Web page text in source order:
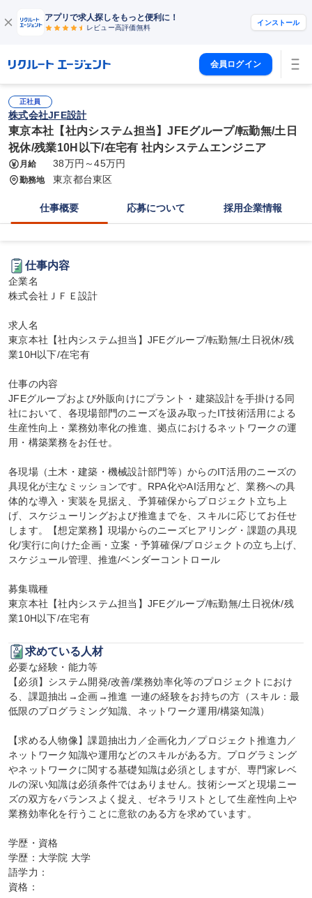
アプリで求人探しをもっと便利に！
レビュー高評価無料
インストール
会員ログイン
正社員
株式会社JFE設計
東京本社【社内システム担当】JFEグループ/転勤無/土日
祝休/残業10H以下/在宅有 社内システムエンジニア
月給 38万円～45万円
勤務地 東京都台東区
仕事概要 応募について 採用企業情報
仕事内容
企業名
株式会社ＪＦＥ設計
求人名
東京本社【社内システム担当】JFEグループ/転勤無/土日祝休/残
業10H以下/在宅有
仕事の内容
JFEグループおよび外販向けにプラント・建築設計を手掛ける同
社において、各現場部門のニーズを汲み取ったIT技術活用による
生産性向上・業務効率化の推進、拠点におけるネットワークの運
用・構築業務をお任せ。
各現場（土木・建築・機械設計部門等）からのIT活用のニーズの
具現化が主なミッションです。RPA化やAI活用など、業務への具
体的な導入・実装を見据え、予算確保からプロジェクト立ち上
げ、スケジューリングおよび推進までを、スキルに応じてお任せ
します。【想定業務】現場からのニーズヒアリング・課題の具現
化/実行に向けた企画・立案・予算確保/プロジェクトの立ち上げ、
スケジュール管理、推進/ベンダーコントロール
募集職種
東京本社【社内システム担当】JFEグループ/転勤無/土日祝休/残
業10H以下/在宅有
求めている人材
必要な経験・能力等
【必須】システム開発/改善/業務効率化等のプロジェクトにおけ
る、課題抽出→企画→推進 一連の経験をお持ちの方（スキル：最
低限のプログラミング知識、ネットワーク運用/構築知識）
【求める人物像】課題抽出力／企画化力／プロジェクト推進力／
ネットワーク知識や運用などのスキルがある方。プログラミング
やネットワークに関する基礎知識は必須としますが、専門家レベ
ルの深い知識は必須条件ではありません。技術シーズと現場ニー
ズの双方をバランスよく捉え、ゼネラリストとして生産性向上や
業務効率化を行うことに意欲のある方を求めています。
学歴・資格
学歴：大学院 大学
語学力：
資格：